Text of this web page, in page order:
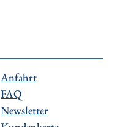
Anfahrt
FAQ
Newsletter